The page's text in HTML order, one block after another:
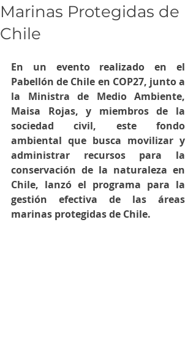
Marinas Protegidas de
Chile
En un evento realizado en el
Pabellón de Chile en COP27, junto a
la Ministra de Medio Ambiente,
Maisa Rojas, y miembros de la
sociedad civil, este fondo
ambiental que busca movilizar y
administrar recursos para la
conservación de la naturaleza en
Chile, lanzó el programa para la
gestión efectiva de las áreas
marinas protegidas de Chile.